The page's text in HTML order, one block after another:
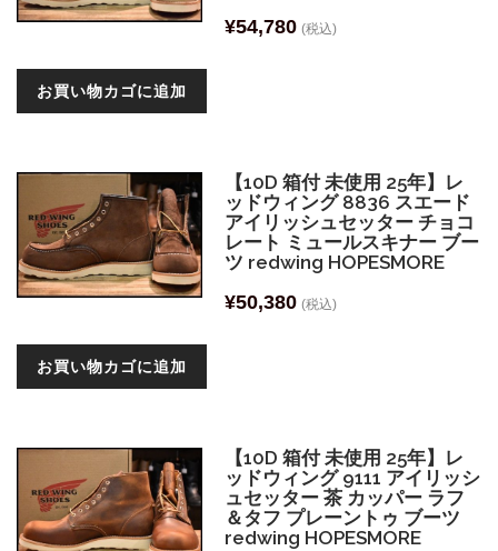
¥54,780 (税込)
お買い物カゴに追加
【10D 箱付 未使用 25年】レ
ッドウィング 8836 スエード
アイリッシュセッター チョコ
レート ミュールスキナー ブー
ツ redwing HOPESMORE
¥50,380 (税込)
お買い物カゴに追加
【10D 箱付 未使用 25年】レ
ッドウィング 9111 アイリッシ
ュセッター 茶 カッパー ラフ
＆タフ プレーントゥ ブーツ
redwing HOPESMORE